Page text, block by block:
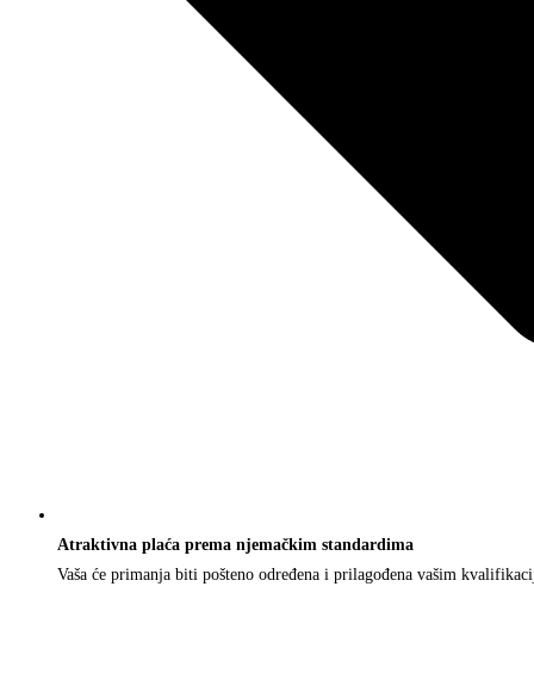
Atraktivna plaća prema njemačkim standardima
Vaša će primanja biti pošteno određena i prilagođena vašim